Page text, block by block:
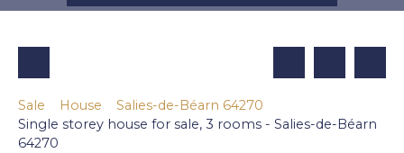
Sale House
Salies-de-Béarn 64270
Single storey house for sale, 3 rooms - Salies-de-Béarn
64270